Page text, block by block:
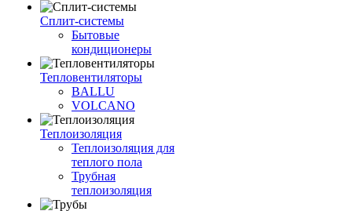
Сплит-системы
Бытовые
кондиционеры
Тепловентиляторы
BALLU
VOLCANO
Теплоизоляция
Теплоизоляция для
теплого пола
Трубная
теплоизоляция